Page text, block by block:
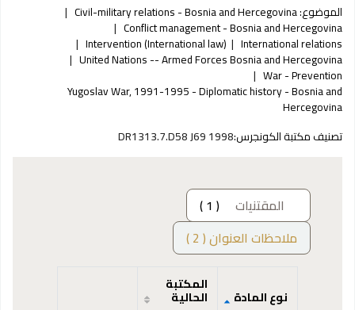
الموضوع:Civil-military relations - Bosnia and Hercegovina
Conflict management - Bosnia and Hercegovina
International relations
Intervention (International law)
United Nations -- Armed Forces Bosnia and Hercegovina
War - Prevention
Yugoslav War, 1991-1995 - Diplomatic history - Bosnia and
Hercegovina
تصنيف مكتبة الكونجرس:DR1313.7.D58 J69 1998
المقتنيات
( 1 )
ملاحظات العنوان ( 2 )
نوع المادة
المكتبة
الحالية